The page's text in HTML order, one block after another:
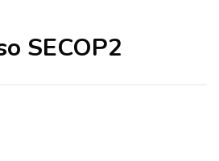
SECOP2